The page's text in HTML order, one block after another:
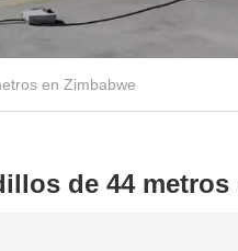
en Zimbabwe
de 44 metros